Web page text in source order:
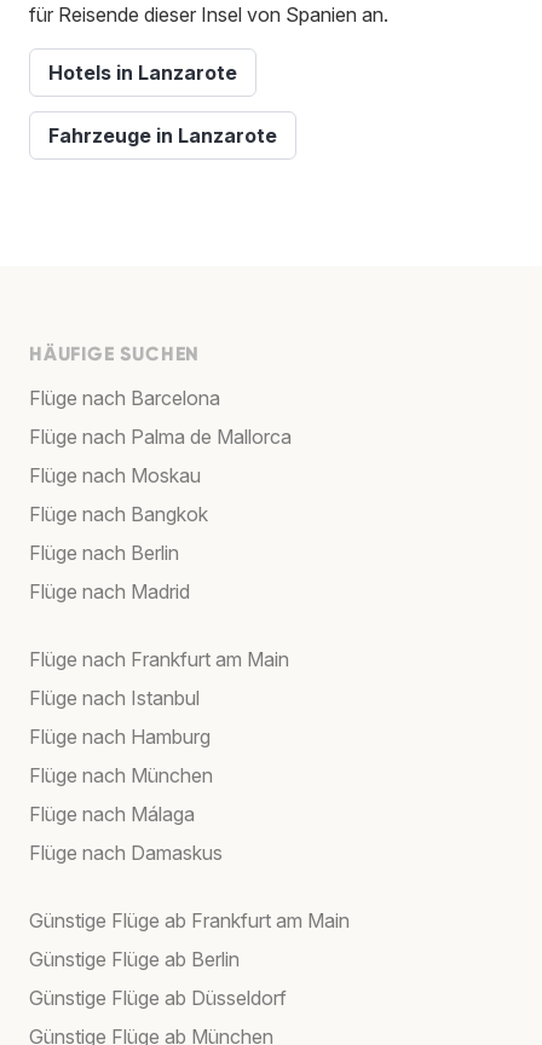
für Reisende dieser Insel von Spanien an.
Hotels in Lanzarote
Fahrzeuge in Lanzarote
HÄUFIGE SUCHEN
Flüge nach Barcelona
Flüge nach Palma de Mallorca
Flüge nach Moskau
Flüge nach Bangkok
Flüge nach Berlin
Flüge nach Madrid
Flüge nach Frankfurt am Main
Flüge nach Istanbul
Flüge nach Hamburg
Flüge nach München
Flüge nach Málaga
Flüge nach Damaskus
Günstige Flüge ab Frankfurt am Main
Günstige Flüge ab Berlin
Günstige Flüge ab Düsseldorf
Günstige Flüge ab München